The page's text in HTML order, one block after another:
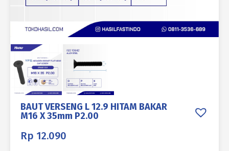
BAUT VERSENG L 12.9 HITAM BAKAR
M16 X 35mm P2.00
Rp 12.090